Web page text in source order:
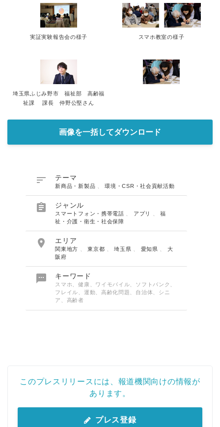
実証実験報告会の様子 スマホ教室の様子
埼玉県ふじみ野市 福祉部 高齢福
祉課 課長 仲野公堅さん
画像を一括してダウンロード
 テーマ
新商品・新製品 、環境・CSR・社会貢献活動
 ジャンル
スマートフォン・携帯電話 、 アプリ 、福
祉・介護・衛生・社会保障
 エリア
関東地方 、東京都 、埼玉県 、 愛知県 、 大
阪府
 キーワード
スマホ、健康、ワイモバイル、ソフトバンク、
フレイル、運動、高齢化問題、自治体、シニ
ア、高齢者
このプレスリリースには、報道機関向けの情報が
あります。
プレス登録